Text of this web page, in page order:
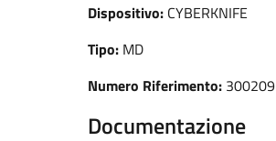
Dispositivo: CYBERKNIFE
Tipo: MD
Numero Riferimento: 300209
Documentazione